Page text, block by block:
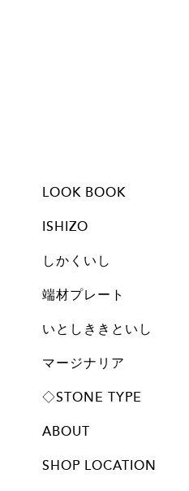
LOOK BOOK
ISHIZO
しかくいし
端材プレート
いとしききといし
マージナリア
◇STONE TYPE
ABOUT
SHOP LOCATION